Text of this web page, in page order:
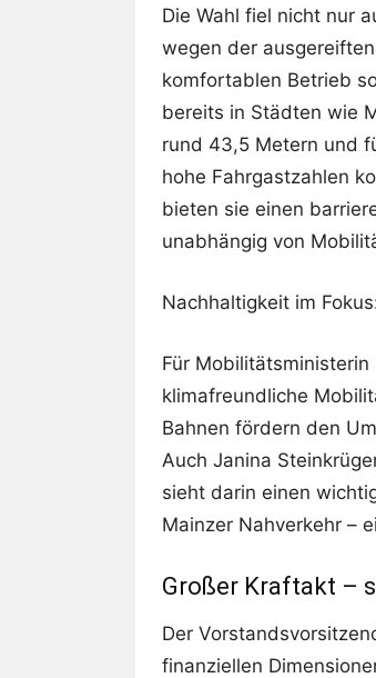
Die Wahl fiel nicht nur
wegen der
komfortablen Betrieb
bereits in Städten wie
rund 43,5 Metern und
hohe Fahrgastzahlen
bieten sie einen
unabhängig von
Nachhaltigkeit im
Für
klimafreundliche
Bahnen fördern den
Auch Janina
sieht darin einen
Mainzer Nahverkehr –
Großer Kraftakt –
Der
finanziellen